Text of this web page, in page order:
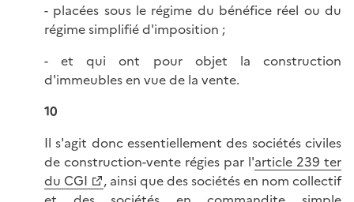
- placées sous le régime du bénéfice réel ou du
régime simplifié d'imposition ;
- et qui ont pour objet la construction
d'immeubles en vue de la vente.
10
Il s'agit donc essentiellement des sociétés civiles
de construction-vente régies par l'article 239 ter
du CGI
, ainsi que des sociétés en nom collectif